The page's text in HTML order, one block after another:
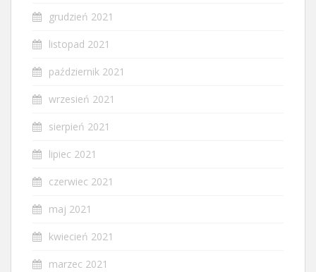
grudzień 2021
listopad 2021
październik 2021
wrzesień 2021
sierpień 2021
lipiec 2021
czerwiec 2021
maj 2021
kwiecień 2021
marzec 2021